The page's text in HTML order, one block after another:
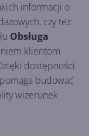
informacji o
czy też
Obsługa
klientom
dostępności
budować
wizerunek